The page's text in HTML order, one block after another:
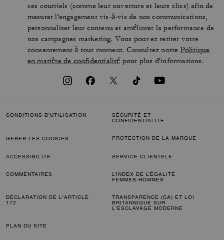
ces courriels (comme leur ouverture et leurs clics) afin de
mesurer l'engagement vis-à-vis de nos communications,
personnaliser leur contenu et améliorer la performance de
nos campagnes marketing. Vous pouvez retirer votre
consentement à tout moment. Consultez notre Politique
en matière de confidentialité pour plus d'informations.
CONDITIONS D'UTILISATION
SÉCURITÉ ET
CONFIDENTIALITÉ
GÉRER LES COOKIES PROTECTION DE LA MARQUE
ACCESSIBILITÉ SERVICE CLIENTÈLE
COMMENTAIRES
L’INDEX DE L’ÉGALITÉ
FEMMES-HOMMES
DÉCLARATION DE L'ARTICLE
172
TRANSPARENCE (CA) ET LOI
BRITANNIQUE SUR
L'ESCLAVAGE MODERNE
PLAN DU SITE